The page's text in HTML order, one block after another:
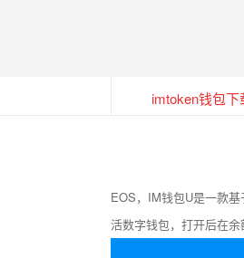
imtoken钱包下
EOS，IM钱包U是一款
活数字钱包，打开后在余